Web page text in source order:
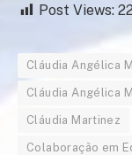
Post Views:
Cláudia Angélica
Cláudia Angélica
Cláudia Martinez
Colaboração em